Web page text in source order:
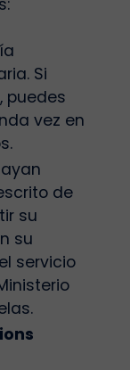
Si
puedes
vez en
de
su
su
servicio